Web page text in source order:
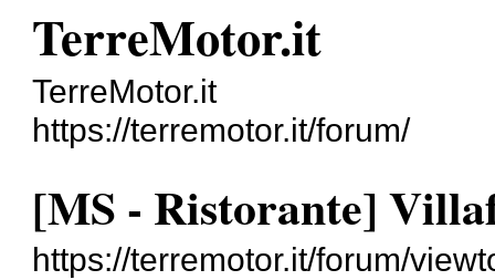
TerreMotor.it
TerreMotor.it
https://terremotor.it/forum/
[MS - Ristorante]
https://terremotor.it/forum/